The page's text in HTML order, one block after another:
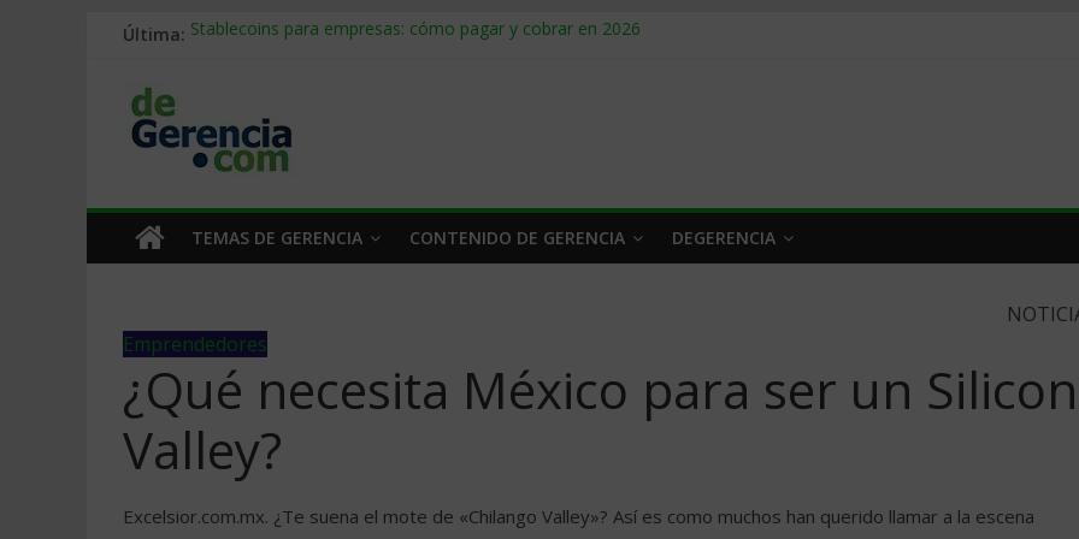
Última: Stablecoins para empresas: cómo pagar y cobrar en 2026
Trabajo forzoso en la cadena de suministro: qué hacer
Mercado hispano de EE. UU.: cómo segmentarlo y venderle
TEMAS DE GERENCIA CONTENIDO DE GERENCIA DEGERENCIA
Emprendedores
¿Qué necesita México para ser un Silicon
Valley?
Excelsior.com.mx. ¿Te suena el mote de «Chilango Valley»? Así es como muchos han querido llamar a la escena